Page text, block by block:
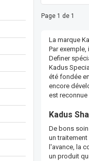
Page 1 de 1
La marque
Par
Definer
Kadus
été fondée
encore
est
Kadus
De bons
un
l'avance, la
un produit